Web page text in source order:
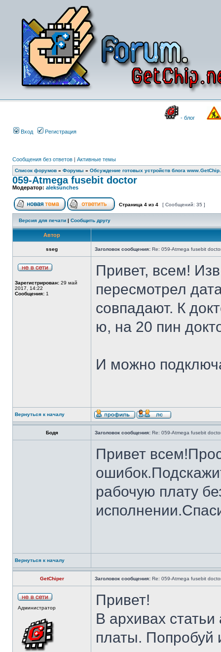
- блог
Вход Регистрация
Сообщения без ответов | Активные темы
Список форумов » Форумы » Обсуждение готовых устройств блога
059-Atmega fusebit doctor
Модератор: aleksunches
Страница 4 из 4 [ Сообщений: 35 ]
Версия для печати | Сообщить другу
Автор
sseg Заголовок сообщения: Re: 059-Atmega fusebit
Зарегистрирован: 29 май
2017, 14:22
Сообщения: 1
Привет, всем!
пересмотрел
совпадают. К
ю, на 20 пин
И можно
Вернуться к началу
Бодя Заголовок сообщения: Re: 059-Atmega fusebit
Привет
рабочую плату
Вернуться к началу
GetChiper Заголовок сообщения: Re: 059-Atmega fusebit
Администратор
Привет!
В архивах
платы. Попробуй